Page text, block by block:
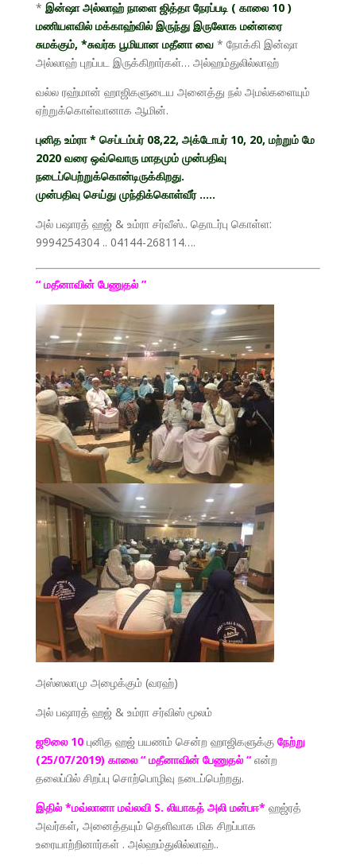
* இன்ஷா அல்லாஹ் நாளை ஜித்தா நேரப்படி ( காலை 10 )
மணியளவில் மக்காஹ்வில் இருந்து இருலோக மன்னரை
சுமக்கும், *சுவர்க பூமியான மதீனா வை * நோக்கி இன்ஷா
அல்லாஹ் புறப்பட இருக்கிறார்கள்… அல்ஹம்துலில்லாஹ்
வல்ல ரஹ்மான் ஹாஜிகளுடைய அனைத்து நல் அமல்களையும்
ஏற்றுக்கொள்வானாக ஆமின்.
புனித உம்ரா * செப்டம்பர் 08,22, அக்டோபர் 10, 20, மற்றும் மே
2020 வரை ஒவ்வொரு மாதமும் முன்பதிவு
நடைப்பெற்றுக்கொன்டிருக்கிறது.
முன்பதிவு செய்து முந்திக்கொள்வீர் …..
அல் பஷாரத் ஹஜ் & உம்ரா சர்வீஸ்.. தொடர்பு கொள்ள:
9994254304 .. 04144-268114….
“ மதீனாவின் பேணுதல் ”
அஸ்ஸலாமு அழைக்கும் (வரஹ்)
அல் பஷாரத் ஹஜ் & உம்ரா சர்விஸ் மூலம்
ஜூலை 10புனித ஹஜ் பயணம் சென்ற ஹாஜிகளுக்கு நேற்று
(25/07/2019) காலை “ மதீனாவின் பேணுதல் “ என்ற
தலைப்பில் சிறப்பு சொற்பொழிவு நடைப்பெற்றது.
இதில் *மவ்லானா மவ்லவி S. லியாகத் அலி மன்பஈ* ஹஜ்ரத்
அவர்கள், அனைத்தயும் தெளிவாக மிக சிறப்பாக
உரையாற்றினார்கள் . அல்ஹம்துலில்லாஹ்..